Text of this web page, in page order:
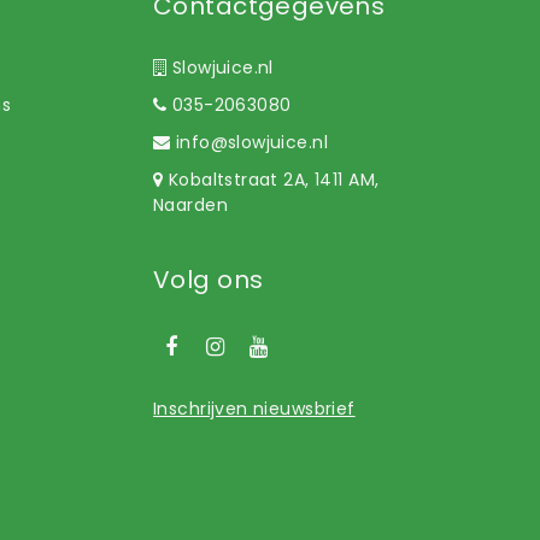
Slowjuice.nl
035-2063080
info@slowjuice.nl
Kobaltstraat 2A, 1411 AM,
Naarden
Volg ons
Inschrijven nieuwsbrief